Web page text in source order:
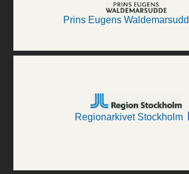
Prins Eugens
Regionarkivet Stockholm